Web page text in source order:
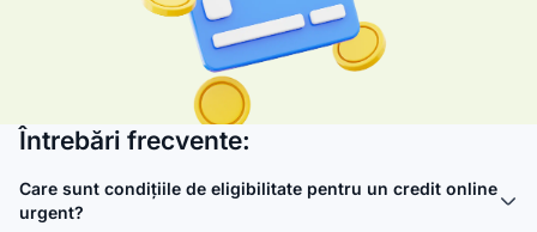
Întrebări frecvente:
Care sunt condițiile de eligibilitate pentru un credit online
urgent?